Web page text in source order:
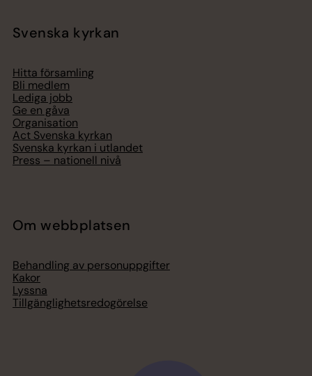
Svenska kyrkan
Hitta församling
Bli medlem
Lediga jobb
Ge en gåva
Organisation
Act Svenska kyrkan
Svenska kyrkan i utlandet
Press – nationell nivå
Om webbplatsen
Behandling av personuppgifter
Kakor
Lyssna
Tillgänglighetsredogörelse